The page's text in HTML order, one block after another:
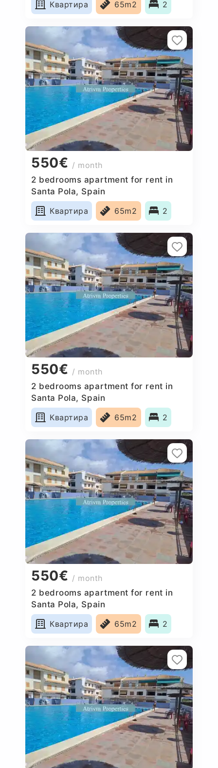
Квартира 65m2 2
550€ / month
2 bedrooms apartment for rent in
Santa Pola, Spain
Квартира
65m2 2
550€ / month
2 bedrooms apartment for rent in
Santa Pola, Spain
Квартира
65m2 2
550€ / month
2 bedrooms apartment for rent in
Santa Pola, Spain
Квартира
65m2 2